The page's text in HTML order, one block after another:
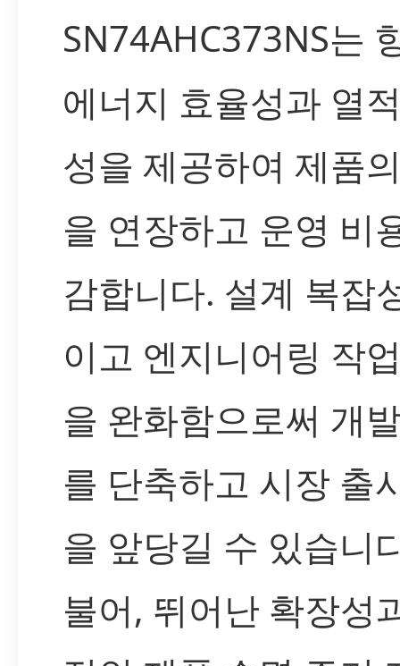
SN74AHC373NS는
에너지 효율성과 열
성을 제공하여 제품
을 연장하고 운영 비
감합니다. 설계 복잡
이고 엔지니어링 작
을 완화함으로써 개
를 단축하고 시장 출
을 앞당길 수 있습니
불어, 뛰어난 확장성